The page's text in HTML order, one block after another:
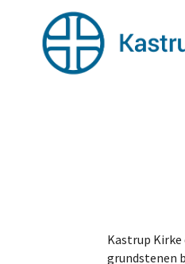
Kastrup
grundstenen